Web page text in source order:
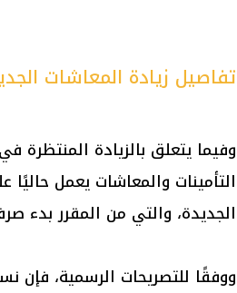
تفاصيل زيادة المعاشات الجديدة
وفيما يتعلق بالزيادة
التأمينات والمعاشات يعمل حاليًا
الجديدة، والتي من المقرر بدء